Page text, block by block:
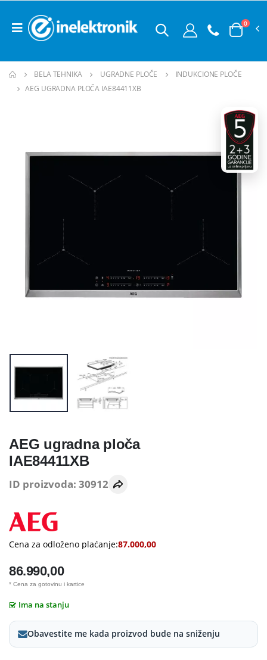
0
BELA TEHNIKA UGRADNE PLOČE
INDUKCIONE PLOČE
AEG UGRADNA PLOČA IAE84411XB
AEG ugradna ploča
IAE84411XB
ID proizvoda: 30912
Cena za odloženo plaćanje:87.000,00
86.990,00
* Cena za gotovinu i kartice
Ima na stanju
Obavestite me kada proizvod bude na sniženju